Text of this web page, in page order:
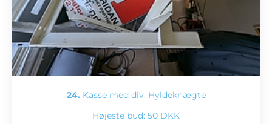
24. Kasse med div. Hyldeknægte
Højeste bud: 50 DKK